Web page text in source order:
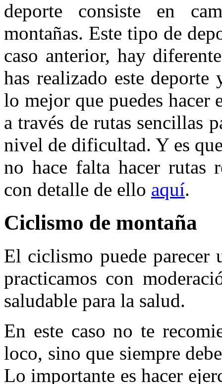
deporte consiste en
montañas. Este tipo de
caso anterior, hay
has realizado este
lo mejor que puedes hacer
a través de rutas sencillas
nivel de dificultad. Y es
no hace falta hacer rutas
con detalle de ello aquí.
Ciclismo de montaña
El ciclismo puede
practicamos con
saludable para la salud.
En este caso no te
loco, sino que siempre
Lo importante es hacer